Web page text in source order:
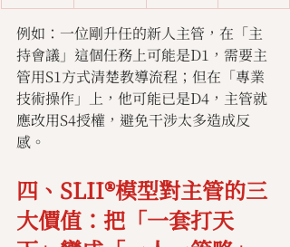
例如：一位剛升任的新人主管，在「主
持會議」這個任務上可能是D1，需要主
管用S1方式清楚教導流程；但在「專業
技術操作」上，他可能已是D4，主管就
應改用S4授權，避免干涉太多造成反
感。
四、SLII®模型對主管的三
大價值：把「一套打天